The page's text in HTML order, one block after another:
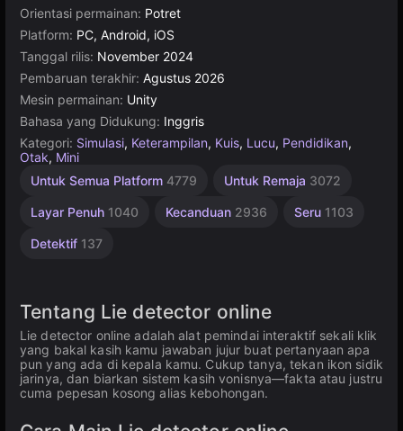
Orientasi permainan: Potret
Platform: PC, Android, iOS
Tanggal rilis: November 2024
Pembaruan terakhir: Agustus 2026
Mesin permainan: Unity
Bahasa yang Didukung: Inggris
Kategori: Simulasi, Keterampilan, Kuis, Lucu, Pendidikan,
Otak, Mini
Untuk Semua Platform 4779 Untuk Remaja 3072
Layar Penuh 1040 Kecanduan 2936 Seru 1103
Detektif 137
Edukasi
Satu
89
Pikiran
Benar
Salah
Desktop
1
4145
Sci-Fi
44
Rekomendasi
Rusia
Sederhana
Untuk
1477
Online
5019
Virtual
197
Unity
3172
Tentang Lie detector online
Lie detector online adalah alat pemindai interaktif sekali klik
yang bakal kasih kamu jawaban jujur buat pertanyaan apa
pun yang ada di kepala kamu. Cukup tanya, tekan ikon sidik
jarinya, dan biarkan sistem kasih vonisnya—fakta atau justru
cuma pepesan kosong alias kebohongan.